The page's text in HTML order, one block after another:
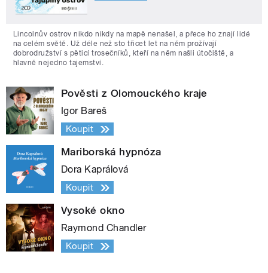
Lincolnův ostrov nikdo nikdy na mapě nenašel, a přece ho znají lidé
na celém světě. Už déle než sto třicet let na něm prožívají
dobrodružství s pěticí trosečníků, kteří na něm našli útočiště, a
hlavně nejedno tajemství.
Pověsti z Olomouckého kraje
Igor Bareš
Koupit
Mariborská hypnóza
Dora Kaprálová
Koupit
Vysoké okno
Raymond Chandler
Koupit